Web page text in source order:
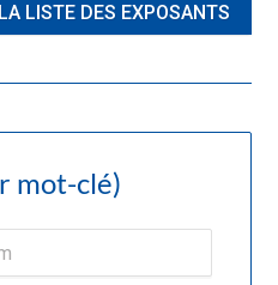
LISTE DES EXPOSANTS
mot-clé)